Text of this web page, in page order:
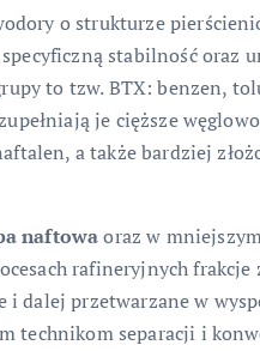
o strukturze
stabilność oraz
to tzw. BTX: benzen,
je cięższe
a także bardziej
naftowaoraz w
rafineryjnych frakcje
i dalej przetwarzane w
technikom separacji i